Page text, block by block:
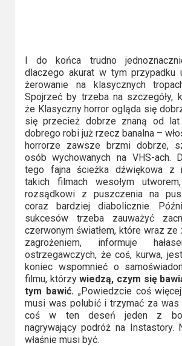
I do końca trudno
dlaczego akurat w tym przypadku
żerowanie na klasycznych
Spojrzeć by trzeba na szczegóły,
że Klasyczny horror ogląda się
się przecież dobrze znaną od lat
dobrego robi już rzecz banalna –
horrorze zawsze brzmi dobrze,
osób wychowanych na VHS-ach.
tego fajna ścieżka dźwiękowa z
takich filmach wesołym
rozsądkowi z puszczenia na
coraz bardziej diabolicznie.
sukcesów trzeba zauważyć
czerwonym światłem, które wraz
zagrożeniem, informuje
ostrzegawczych, że coś, kurwa,
koniec wspomnieć o
filmu, którzywiedzą, czym się
tym bawić.„Powiedzcie coś
musi was polubić i trzymać za was
coś w ten deseń jeden z
nagrywający podróż na Instastory.
właśnie musi być.